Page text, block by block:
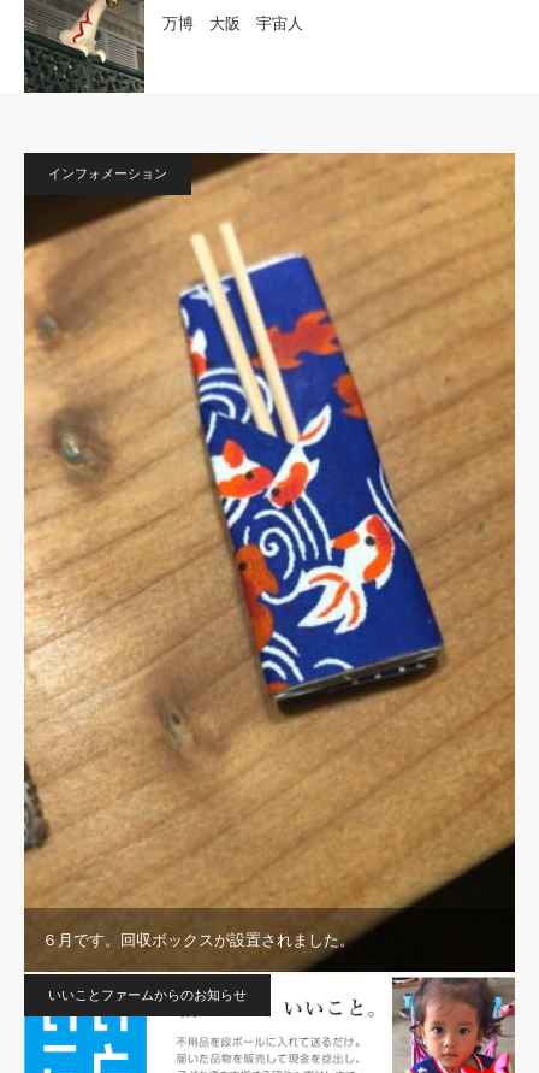
万博 大阪 宇宙人
インフォメーション
６月です。回収ボックスが設置されました。
いいことファームからのお知らせ